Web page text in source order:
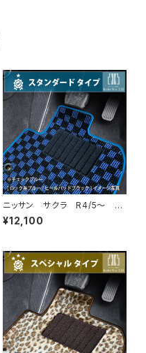
ニッサン サクラ R4/5〜 B
6AW フロアマット一式 カー
マット スタンダードタイプ
¥12,100